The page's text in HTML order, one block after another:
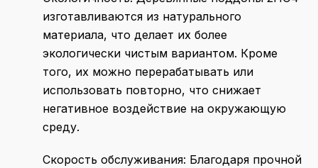
изготавливаются из натурального
материала, что делает их более
экологически чистым вариантом. Кроме
того, их можно перерабатывать или
использовать повторно, что снижает
негативное воздействие на окружающую
среду.
Скорость обслуживания: Благодаря прочной